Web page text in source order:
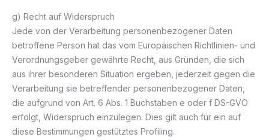
g) Recht auf Widerspruch
Jede von der Verarbeitung personenbezogener Daten
betroffene Person hat das vom Europäischen Richtlinien- und
Verordnungsgeber gewährte Recht, aus Gründen, die sich
aus ihrer besonderen Situation ergeben, jederzeit gegen die
Verarbeitung sie betreffender personenbezogener Daten,
die aufgrund von Art. 6 Abs. 1 Buchstaben e oder f DS-GVO
erfolgt, Widerspruch einzulegen. Dies gilt auch für ein auf
diese Bestimmungen gestütztes Profiling.